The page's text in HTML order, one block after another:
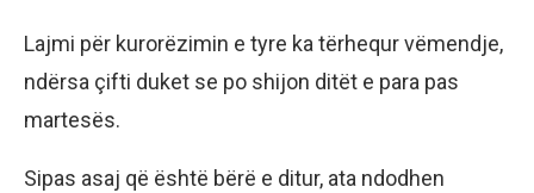
Lajmi për kurorëzimin e tyre ka tërhequr vëmendje,
ndërsa çifti duket se po shijon ditët e para pas
martesës.
Sipas asaj që është bërë e ditur, ata ndodhen